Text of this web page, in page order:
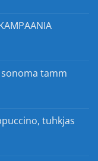
sonoma tamm
tuhkjas